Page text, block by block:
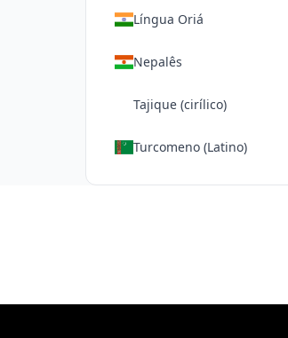
Língua Oriá
Nepalês
Tajique (cirílico)
Turcomeno (Latino)